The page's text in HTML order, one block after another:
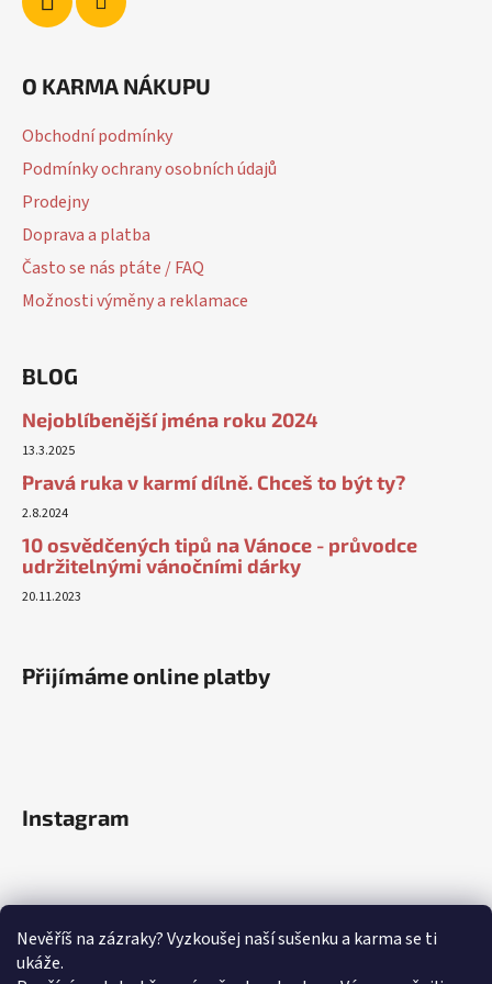
Nevěříš na zázraky? Vyzkoušej naší sušenku a karma se ti
ukáže.
O KARMA NÁKUPU
Obchodní podmínky
Podmínky ochrany osobních údajů
Prodejny
Doprava a platba
Často se nás ptáte / FAQ
Možnosti výměny a reklamace
BLOG
Nejoblíbenější jména roku 2024
13.3.2025
Pravá ruka v karmí dílně. Chceš to být ty?
2.8.2024
10 osvědčených tipů na Vánoce - průvodce
udržitelnými vánočními dárky
20.11.2023
Přijímáme online platby
Instagram